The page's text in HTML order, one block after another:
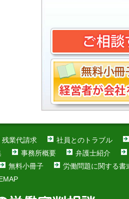
残業代請求
社員とのトラブル
事務所概要
弁護士紹介
無料小冊子
労働問題に関する書